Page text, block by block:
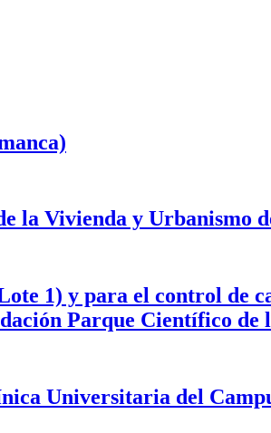
la Vivienda y Urbanismo
1) y para el control de
Parque Científico de
Universitaria del